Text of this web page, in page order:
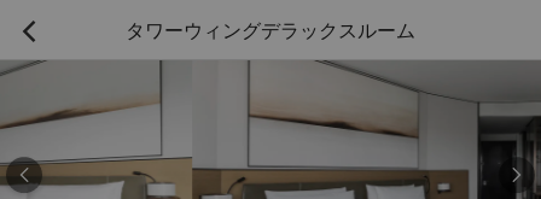
 タワーウィングデラックスルーム
 